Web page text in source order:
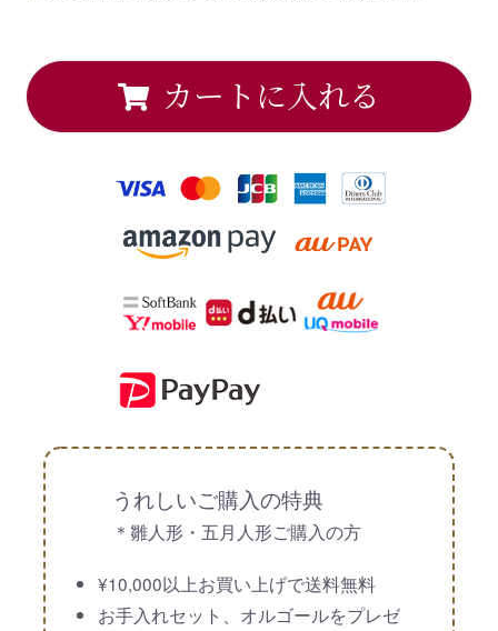
カートに入れる
うれしいご購入の特典
＊雛人形・五月人形ご購入の方
¥10,000以上お買い上げで送料無料
お手入れセット、オルゴールをプレゼ